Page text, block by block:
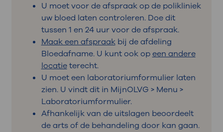
U moet voor de afspraak op de polikliniek
uw bloed laten controleren. Doe dit
tussen 1 en 24 uur voor de afspraak.
Maak een afspraakbij de afdeling
Bloedafname. U kunt ook opeen andere
locatieterecht.
U moet een laboratoriumformulier laten
zien. U vindt dit in MijnOLVG > Menu >
Laboratoriumformulier.
Afhankelijk van de uitslagen beoordeelt
de arts of de behandeling door kan gaan.